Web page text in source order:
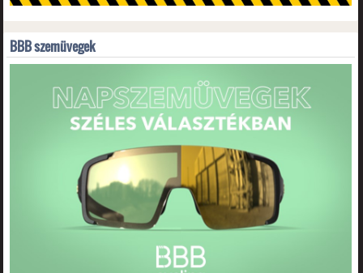
BBB szemüvegek